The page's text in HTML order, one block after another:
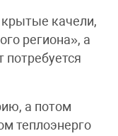
качели,
региона», а
а потом
теплоэнерго